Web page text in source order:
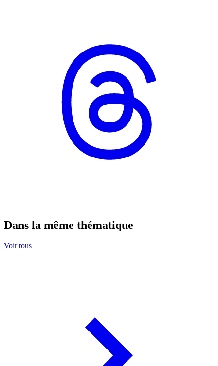
Dans la même thématique
Voir tous